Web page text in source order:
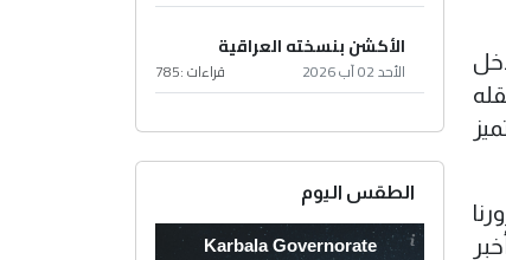
الأكشن بنسخته العراقية
الأحد 02 آب 2026 قراءات :785
الطقس اليوم
Karbala Governorate